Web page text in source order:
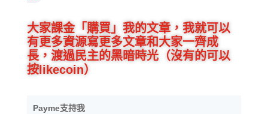
大家課金「購買」我的文章，我就可以
有更多資源寫更多文章和大家一齊成
長，渡過民主的黑暗時光（沒有的可以
按likecoin）
Payme支持我